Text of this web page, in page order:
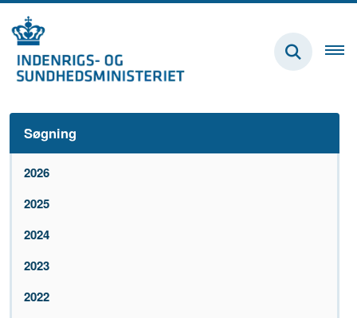
Søgning
2026
2025
2024
2023
2022